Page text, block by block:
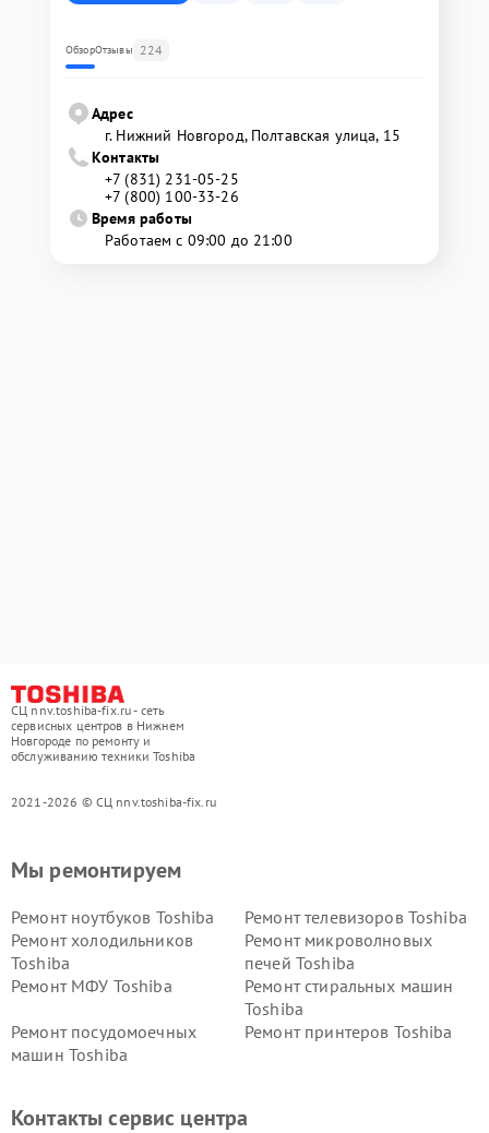
ОбзорОтзывы 224
Адрес
г. Нижний Новгород, Полтавская улица, 15
Контакты
+7 (831) 231-05-25
+7 (800) 100-33-26
Время работы
Работаем с 09:00 до 21:00
СЦ nnv.toshiba-fix.ru - сеть
сервисных центров в Нижнем
Новгороде по ремонту и
обслуживанию техники Toshiba
2021-2026 © СЦ nnv.toshiba-fix.ru
Мы ремонтируем
Ремонт ноутбуков Toshiba
Ремонт телевизоров Toshiba
Ремонт холодильников
Toshiba
Ремонт микроволновых
печей Toshiba
Ремонт МФУ Toshiba
Ремонт стиральных машин
Toshiba
Ремонт посудомоечных
машин Toshiba
Ремонт принтеров Toshiba
Контакты сервис центра